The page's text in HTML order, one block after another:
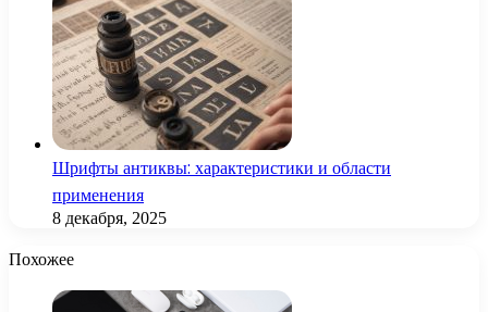
Шрифты антиквы: характеристики и области
применения
8 декабря, 2025
Похожее